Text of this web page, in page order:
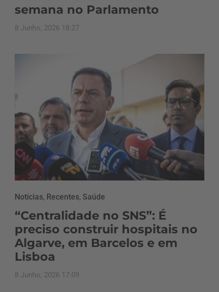
semana no Parlamento
8 Junho, 2026 18:27
Notícias, Recentes, Saúde
“Centralidade no SNS”: É
preciso construir hospitais no
Algarve, em Barcelos e em
Lisboa
8 Junho, 2026 17:09